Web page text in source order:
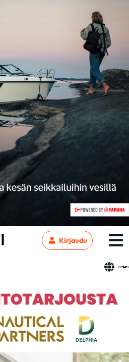
Kirjaudu